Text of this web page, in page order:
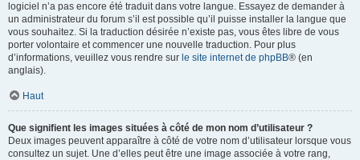
logiciel n’a pas encore été traduit dans votre langue. Essayez de demander à
un administrateur du forum s’il est possible qu’il puisse installer la langue que
vous souhaitez. Si la traduction désirée n’existe pas, vous êtes libre de vous
porter volontaire et commencer une nouvelle traduction. Pour plus
d’informations, veuillez vous rendre sur le site internet de phpBB® (en
anglais).
Haut
Que signifient les images situées à côté de mon nom d’utilisateur ?
Deux images peuvent apparaître à côté de votre nom d’utilisateur lorsque vous
consultez un sujet. Une d’elles peut être une image associée à votre rang,